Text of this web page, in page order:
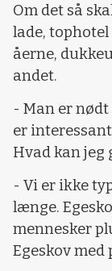
Om det så
lade,
åerne,
andet.
- Man er
er
Hvad kan jeg
- Vi er ikke
længe.
mennesker
Egeskov